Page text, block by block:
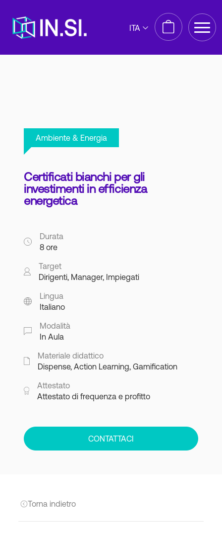
Ambiente & Energia
Certificati bianchi per gli
investimenti in efficienza
energetica
Durata
8 ore
Target
Dirigenti, Manager, Impiegati
Lingua
Italiano
Modalità
In Aula
Materiale didattico
Dispense, Action Learning, Gamification
Attestato
Attestato di frequenza e profitto
CONTATTACI
Torna indietro
ITA